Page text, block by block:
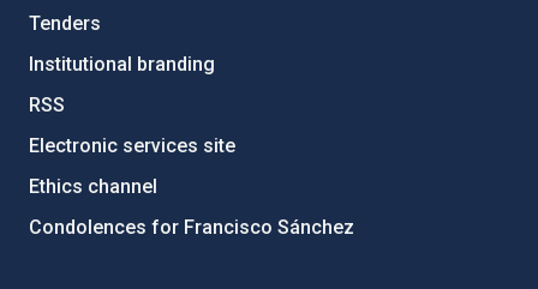
Tenders
Institutional branding
RSS
Electronic services site
Ethics channel
Condolences for Francisco Sánchez